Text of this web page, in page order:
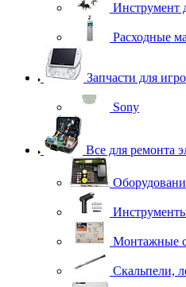
Инструмент
Расходные
Запчасти для
Sony
Все для ремонта
Монтажные
Скальпели,